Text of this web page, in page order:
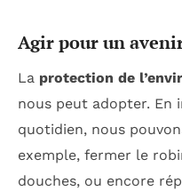
Agir pour un
La protection de
nous peut adopter. En
quotidien, nous
exemple, fermer le
douches, ou encore